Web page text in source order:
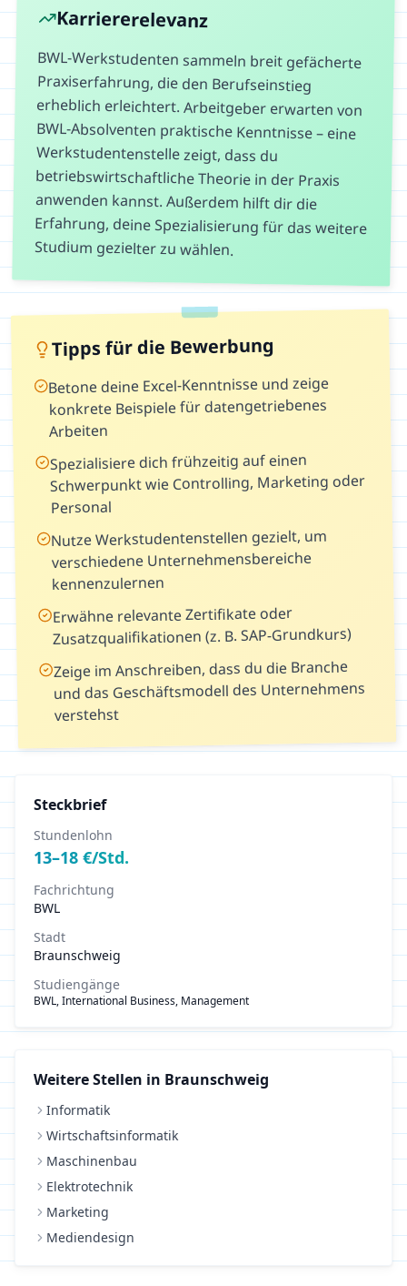
Karriererelevanz
BWL-Werkstudenten sammeln breit gefächerte
Praxiserfahrung, die den Berufseinstieg
erheblich erleichtert. Arbeitgeber erwarten von
BWL-Absolventen praktische Kenntnisse – eine
Werkstudentenstelle zeigt, dass du
betriebswirtschaftliche Theorie in der Praxis
anwenden kannst. Außerdem hilft dir die
Erfahrung, deine Spezialisierung für das weitere
Studium gezielter zu wählen.
Tipps für die Bewerbung
Betone deine Excel-Kenntnisse und zeige
konkrete Beispiele für datengetriebenes
Arbeiten
Spezialisiere dich frühzeitig auf einen
Schwerpunkt wie Controlling, Marketing oder
Personal
Nutze Werkstudentenstellen gezielt, um
verschiedene Unternehmensbereiche
kennenzulernen
Erwähne relevante Zertifikate oder
Zusatzqualifikationen (z. B. SAP-Grundkurs)
Zeige im Anschreiben, dass du die Branche
und das Geschäftsmodell des Unternehmens
verstehst
Steckbrief
Stundenlohn
13–18 €/Std.
Fachrichtung
BWL
Stadt
Braunschweig
Studiengänge
BWL, International Business, Management
Weitere Stellen in Braunschweig
Informatik
Wirtschaftsinformatik
Maschinenbau
Elektrotechnik
Marketing
Mediendesign